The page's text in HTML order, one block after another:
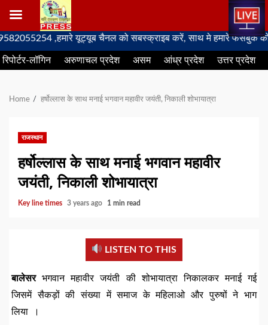
Skip
to
content
,हमारे यूट्यूब चैनल को सबस्क्राइब करें, साथ मे हमारे फेसबुक को
रिपोर्टर-लॉगिन अरुणाचल प्रदेश असम आंध्र प्रदेश उत्तर प्रदेश
Home हर्षोल्लास के साथ मनाई भगवान महावीर जयंती, निकाली शोभायात्रा
राजस्थान
हर्षोल्लास के साथ मनाई भगवान महावीर
जयंती, निकाली शोभायात्रा
Key line times 3 years ago 1 min read
LISTEN TO THIS
बालेसरभगवान महावीर जयंती की शोभायात्रा निकालकर मनाई गई
जिसमें सैकड़ों की संख्या में समाज के महिलाओ और पुरुषों ने भाग
लिया ।